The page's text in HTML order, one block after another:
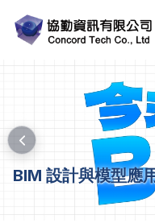
BIM 設計與模型應